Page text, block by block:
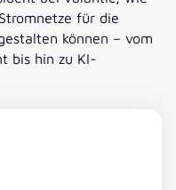
für die
können – vom
bis hin zu KI-